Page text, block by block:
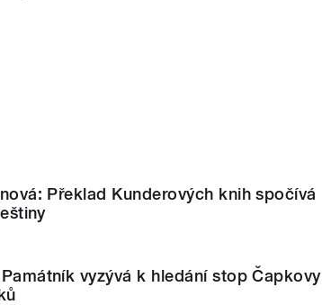
Překlad Kunderových knih spočívá
vyzývá k hledání stop Čapkovy